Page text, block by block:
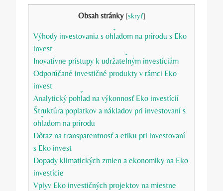
Obsah stránky [skryť]
Výhody investovania s ohľadom‍ na prírodu s Eko
invest
Inovatívne prístupy k udržateľným investíciám
Odporúčané investičné‌ produkty v ‌rámci Eko
invest
Analytický ‍pohľad⁣ na výkonnosť Eko ‍investícií
Štruktúra poplatkov a nákladov pri investovaní s
ohľadom na prírodu
Dôraz na⁣ transparentnosť a ​etiku pri investovaní‌
s Eko invest
Dopady ‌klimatických zmien a⁤ ekonomiky na Eko⁣
investície
Vplyv Eko investičných projektov na miestne